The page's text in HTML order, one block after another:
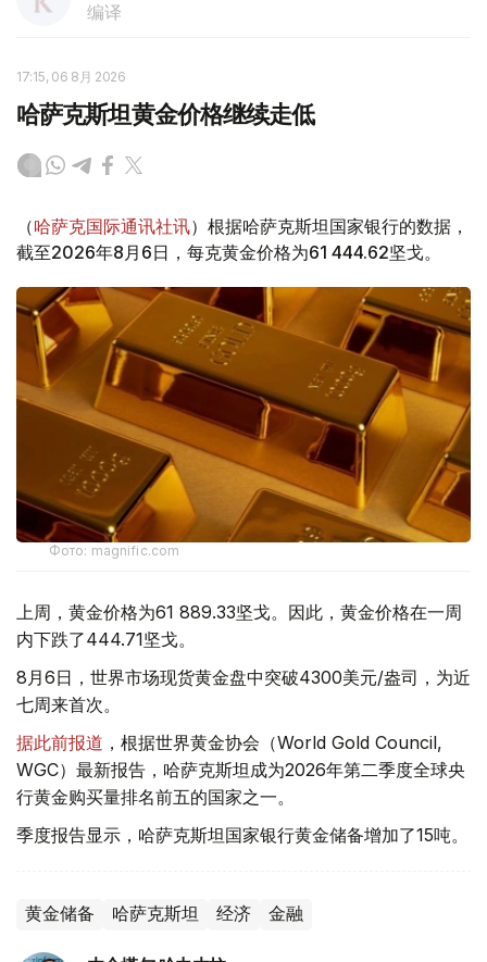
编译
17:15, 06 8月 2026
哈萨克斯坦黄金价格继续走低
（哈萨克国际通讯社讯）根据哈萨克斯坦国家银行的数据，
截至2026年8月6日，每克黄金价格为61 444.62坚戈。
Фото: magnific.com
上周，黄金价格为61 889.33坚戈。因此，黄金价格在一周
内下跌了444.71坚戈。
8月6日，世界市场现货黄金盘中突破4300美元/盎司，为近
七周来首次。
据此前报道 ，根据世界黄金协会（World Gold Council,
WGC）最新报告，哈萨克斯坦成为2026年第二季度全球央
行黄金购买量排名前五的国家之一。
季度报告显示，哈萨克斯坦国家银行黄金储备增加了15吨。
黄金储备 哈萨克斯坦 经济 金融